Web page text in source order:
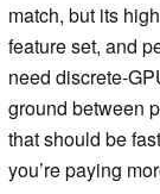
match, but its
feature set, and
need discrete-
ground between
that should be
you’re paying